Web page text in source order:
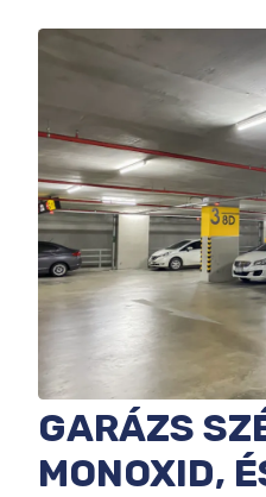
GARÁZS
MONOXID,